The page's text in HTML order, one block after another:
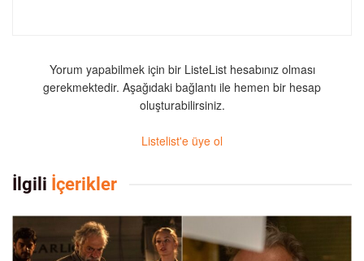
Yorum yapabilmek için bir ListeList hesabınız olması
gerekmektedir. Aşağıdaki bağlantı ile hemen bir hesap
oluşturabilirsiniz.
Listelist'e üye ol
İlgili İçerikler